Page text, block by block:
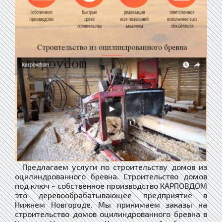
Предлагаем услуги по строительству домов из
оцилиндрованного бревна. ​Строительство домов
под ключ - собственное производство КАРПОВДОМ
это деревообрабатывающее предприятие в
Нижнем Новгороде. Мы принимаем заказы на
строительство домов оцилиндрованного бревна в